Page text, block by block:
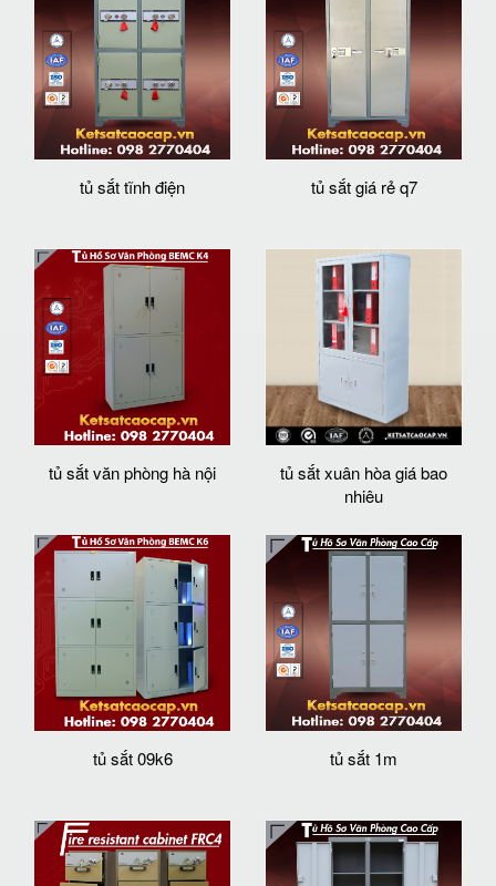
tủ sắt tĩnh điện tủ sắt giá rẻ q7
tủ sắt văn phòng hà nội
tủ sắt xuân hòa giá bao
nhiêu
tủ sắt 09k6 tủ sắt 1m